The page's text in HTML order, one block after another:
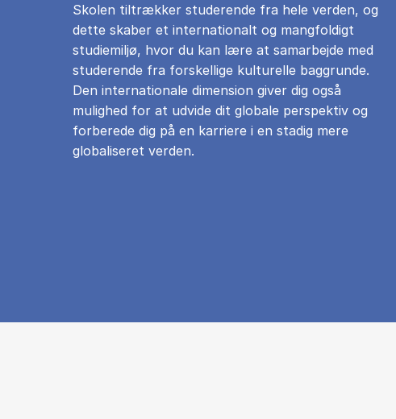
Skolen tiltrækker studerende fra hele verden, og
dette skaber et internationalt og mangfoldigt
studiemiljø, hvor du kan lære at samarbejde med
studerende fra forskellige kulturelle baggrunde.
Den internationale dimension giver dig også
mulighed for at udvide dit globale perspektiv og
forberede dig på en karriere i en stadig mere
globaliseret verden.